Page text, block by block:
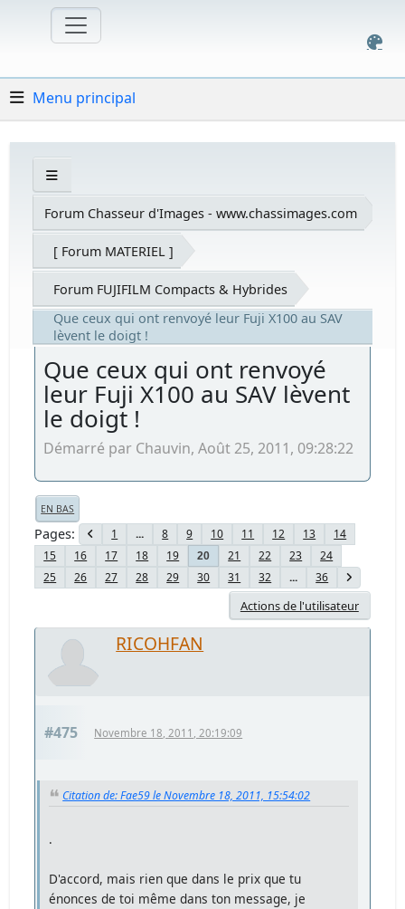
Menu principal
Forum Chasseur d'Images - www.chassimages.com
[ Forum MATERIEL ]
Forum FUJIFILM Compacts & Hybrides
Que ceux qui ont renvoyé leur Fuji X100 au SAV
lèvent le doigt !
Que ceux qui ont renvoyé
leur Fuji X100 au SAV lèvent
le doigt !
Démarré par Chauvin, Août 25, 2011, 09:28:22
EN BAS
Pages 1 ... 8 9 10 11 12 13
14
15
16 17 18 19 20 21 22 23
24
25
26 27 28 29 30 31 32 ... 36
Actions de l'utilisateur
RICOHFAN
#475 Novembre 18, 2011, 20:19:09
Citation de: Fae59 le Novembre 18, 2011, 15:54:02
.
D'accord, mais rien que dans le prix que tu
énonces de toi même dans ton message, je